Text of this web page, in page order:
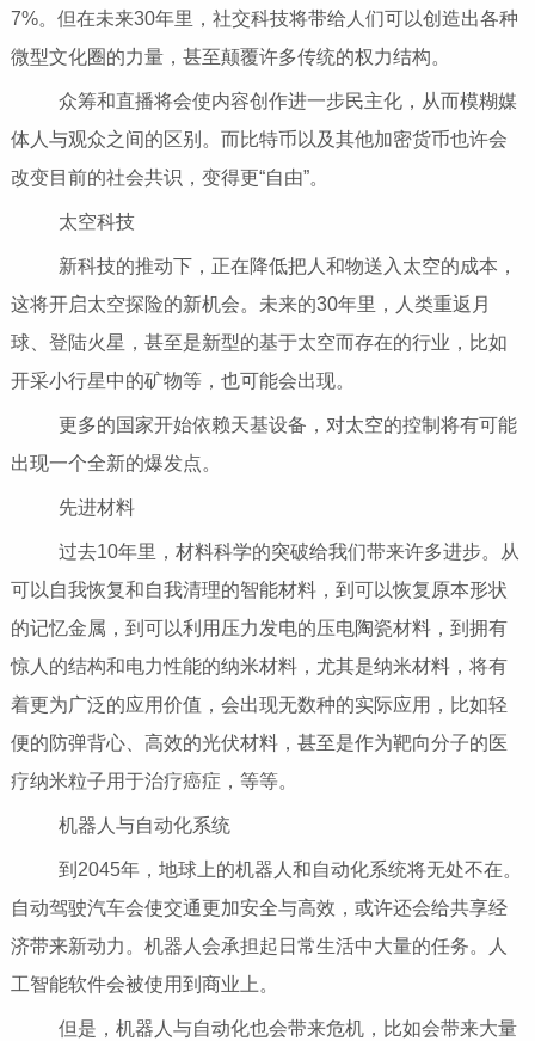
7%。但在未来30年里，社交科技将带给人们可以创造出各种
微型文化圈的力量，甚至颠覆许多传统的权力结构。
众筹和直播将会使内容创作进一步民主化，从而模糊媒
体人与观众之间的区别。而比特币以及其他加密货币也许会
改变目前的社会共识，变得更“自由”。
太空科技
新科技的推动下，正在降低把人和物送入太空的成本，
这将开启太空探险的新机会。未来的30年里，人类重返月
球、登陆火星，甚至是新型的基于太空而存在的行业，比如
开采小行星中的矿物等，也可能会出现。
更多的国家开始依赖天基设备，对太空的控制将有可能
出现一个全新的爆发点。
先进材料
过去10年里，材料科学的突破给我们带来许多进步。从
可以自我恢复和自我清理的智能材料，到可以恢复原本形状
的记忆金属，到可以利用压力发电的压电陶瓷材料，到拥有
惊人的结构和电力性能的纳米材料，尤其是纳米材料，将有
着更为广泛的应用价值，会出现无数种的实际应用，比如轻
便的防弹背心、高效的光伏材料，甚至是作为靶向分子的医
疗纳米粒子用于治疗癌症，等等。
机器人与自动化系统
到2045年，地球上的机器人和自动化系统将无处不在。
自动驾驶汽车会使交通更加安全与高效，或许还会给共享经
济带来新动力。机器人会承担起日常生活中大量的任务。人
工智能软件会被使用到商业上。
但是，机器人与自动化也会带来危机，比如会带来大量